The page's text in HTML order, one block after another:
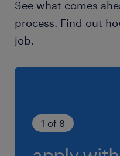
最寄駅
芝山鉄道／芝山千代
総武本線／松尾(千葉
総武本線／八街駅（
土日祝日
See what comes
process. Find out
job.
1 of 8